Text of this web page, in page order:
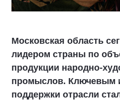
Московская область
лидером страны по
продукции народно-
промыслов. Ключевым
поддержки отрасли